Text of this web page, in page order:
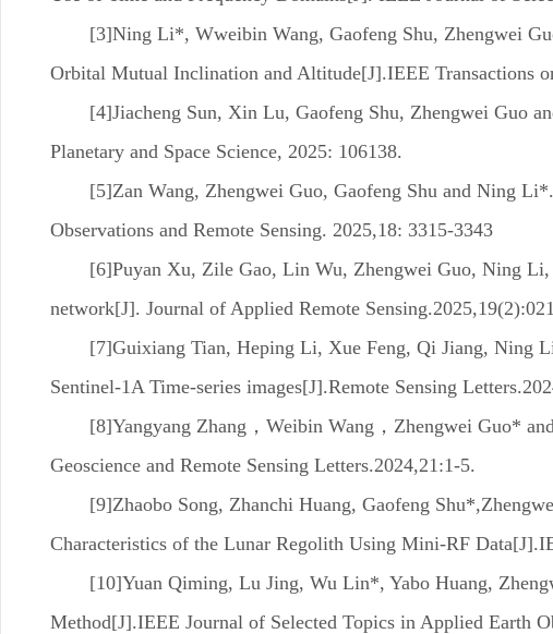
[3]Ning Li*, Wweibin Wang, Gaofeng Shu, Zhengwei
Orbital Mutual Inclination and Altitude[J].IEEE Transactions
[4]Jiacheng Sun, Xin Lu, Gaofeng Shu, Zhengwei Guo
Planetary and Space Science, 2025: 106138.
[5]Zan Wang, Zhengwei Guo, Gaofeng Shu and Ning
Observations and Remote Sensing. 2025,18: 3315-3343
[6]Puyan Xu, Zile Gao, Lin Wu, Zhengwei Guo, Ning Li,
network[J]. Journal of Applied Remote
[7]Guixiang Tian, Heping Li, Xue Feng, Qi Jiang, Ning
Sentinel-1A Time-series images[J].Remote Sensing
[8]Yangyang Zhang，Weibin Wang，Zhengwei Guo*
Geoscience and Remote Sensing Letters.2024,21:1-5.
[9]Zhaobo Song, Zhanchi Huang, Gaofeng
Characteristics of the Lunar Regolith Using Mini-RF
[10]Yuan Qiming, Lu Jing, Wu Lin*, Yabo Huang,
Method[J].IEEE Journal of Selected Topics in Applied Earth